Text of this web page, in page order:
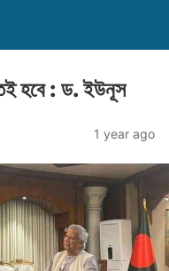
হবে : ড. ইউনূস
1 year ago